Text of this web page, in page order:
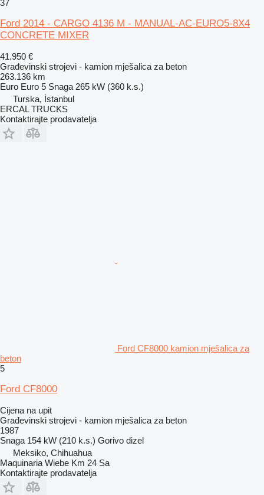
37
Ford 2014 - CARGO 4136 M - MANUAL-AC-EURO5-8X4
CONCRETE MIXER
41.950 €
Građevinski strojevi - kamion mješalica za beton
263.136 km
Euro Euro 5 Snaga 265 kW (360 k.s.)
Turska, İstanbul
ERCAL TRUCKS
Kontaktirajte prodavatelja
Ford CF8000 kamion mješalica za
beton
5
Ford CF8000
Cijena na upit
Građevinski strojevi - kamion mješalica za beton
1987
Snaga 154 kW (210 k.s.) Gorivo dizel
Meksiko, Chihuahua
Maquinaria Wiebe Km 24 Sa
Kontaktirajte prodavatelja